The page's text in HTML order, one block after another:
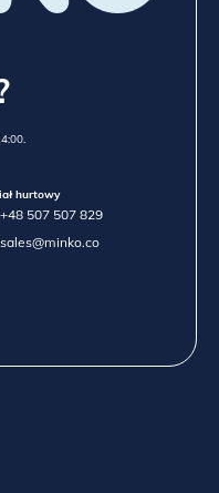
hurtowy
+48 507 507 829
sales@minko.co